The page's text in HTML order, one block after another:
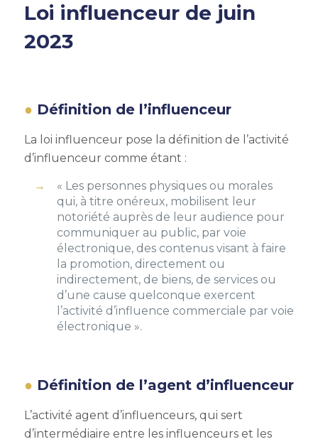
Loi influenceur de juin
2023
Définition de l’influenceur
La loi influenceur pose la définition de l’activité
d’influenceur comme étant :
« Les personnes physiques ou morales
qui, à titre onéreux, mobilisent leur
notoriété auprès de leur audience pour
communiquer au public, par voie
électronique, des contenus visant à faire
la promotion, directement ou
indirectement, de biens, de services ou
d’une cause quelconque exercent
l’activité d’influence commerciale par voie
électronique ».
Définition de l’agent d’influenceur
L’activité agent d’influenceurs, qui sert
d’intermédiaire entre les influenceurs et les